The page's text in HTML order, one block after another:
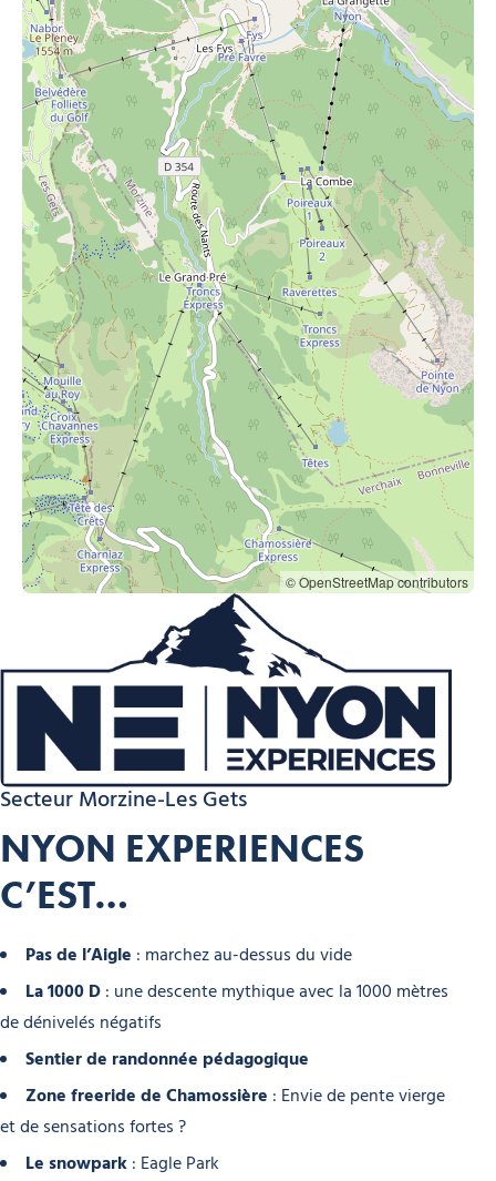
© OpenStreetMap contributors
Secteur Morzine-Les Gets
NYON EXPERIENCES
C’EST…
Pas de l’Aigle : marchez au-dessus du vide
La 1000 D: une descente mythique avec la 1000 mètres
de dénivelés négatifs
Sentier de randonnée pédagogique
Zone freeride de Chamossière : Envie de pente vierge
et de sensations fortes ?
Le snowpark: EaglePark